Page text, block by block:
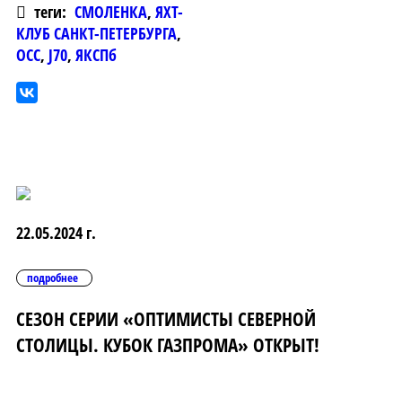
теги: СМОЛЕНКА, ЯХТ-
КЛУБ САНКТ-ПЕТЕРБУРГА,
ОСС, J70, ЯКСПб
22.05.2024 г.
подробнее
СЕЗОН СЕРИИ «ОПТИМИСТЫ СЕВЕРНОЙ
СТОЛИЦЫ. КУБОК ГАЗПРОМА» ОТКРЫТ!